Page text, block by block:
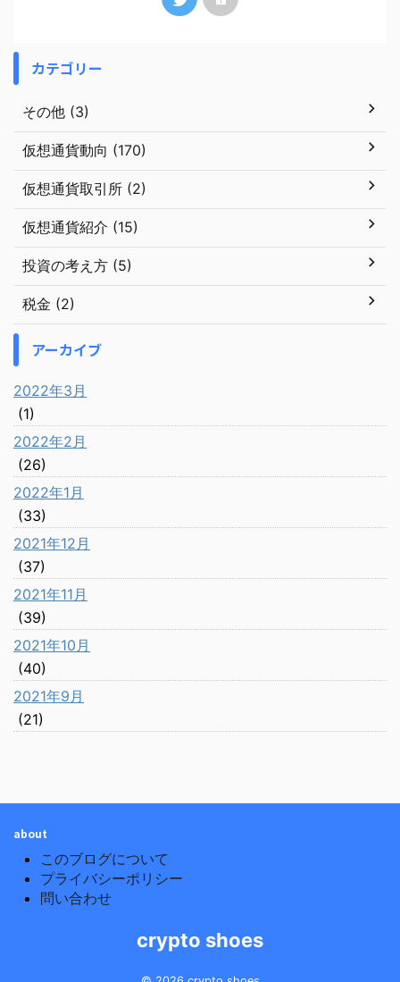
カテゴリー
その他 (3)
仮想通貨動向 (170)
仮想通貨取引所 (2)
仮想通貨紹介 (15)
投資の考え方 (5)
税金 (2)
アーカイブ
2022年3月
(1)
2022年2月
(26)
2022年1月
(33)
2021年12月
(37)
2021年11月
(39)
2021年10月
(40)
2021年9月
(21)
about
このブログについて
プライバシーポリシー
問い合わせ
crypto shoes